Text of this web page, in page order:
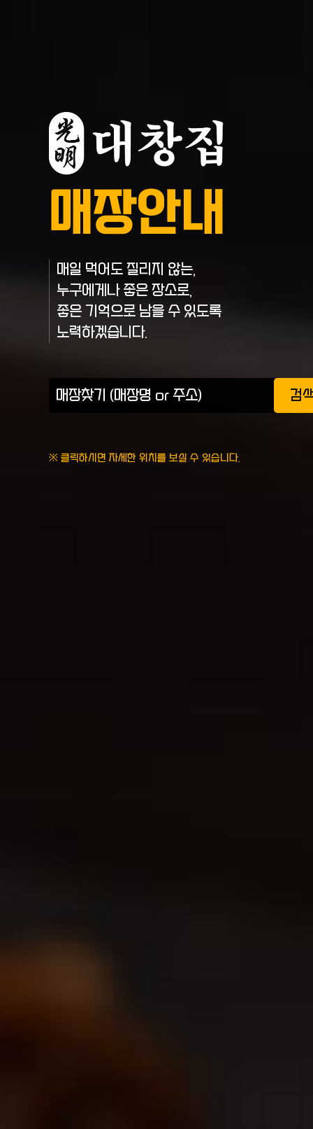
매장안내
매일 먹어도 질리지 않는,
누구에게나 좋은 장소로,
좋은 기억으로 남을 수 있도록
노력하겠습니다.
검
※ 클릭하시면 자세한 위치를 보실 수 있습니다.